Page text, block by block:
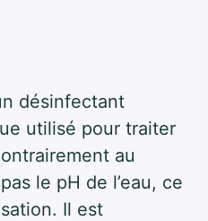
désinfectant
utilisé pour traiter
au
le pH de l’eau, ce
Il est